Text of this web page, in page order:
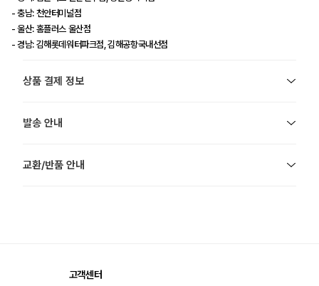
- 충남: 천안터미널점
- 울산: 홈플러스 울산점
- 경남: 김해롯데워터파크점, 김해공항국내선점
상품 결제 정보
발송 안내
교환/반품 안내
고객센터